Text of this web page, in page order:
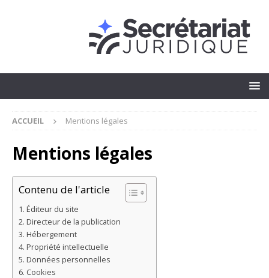
ACCUEIL Mentions légales
Mentions légales
Contenu de l'article
Éditeur du site
Directeur de la publication
Hébergement
Propriété intellectuelle
Données personnelles
Cookies